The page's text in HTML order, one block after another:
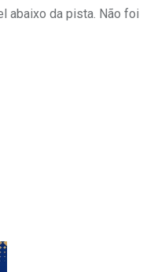
abaixo da pista. Não foi